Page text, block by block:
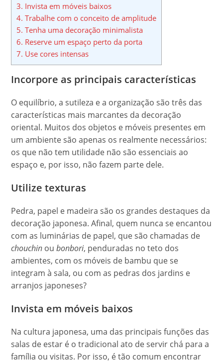
3. Invista em móveis baixos
4. Trabalhe com o conceito de amplitude
5. Tenha uma decoração minimalista
6. Reserve um espaço perto da porta
7. Use cores intensas
Incorpore as principais características
O equilíbrio, a sutileza e a organização são três das
características mais marcantes da decoração
oriental. Muitos dos objetos e móveis presentes em
um ambiente são apenas os realmente necessários:
os que não tem utilidade não são essenciais ao
espaço e, por isso, não fazem parte dele.
Utilize texturas
Pedra, papel e madeira são os grandes destaques da
decoração japonesa. Afinal, quem nunca se encantou
com as luminárias de papel, que são chamadas de
chouchin oubonbori, penduradas no teto dos
ambientes, com os móveis de bambu que se
integram à sala, ou com as pedras dos jardins e
arranjos japoneses?
Invista em móveis baixos
Na cultura japonesa, uma das principais funções das
salas de estar é o tradicional ato de servir chá para a
família ou visitas. Por isso, é tão comum encontrar